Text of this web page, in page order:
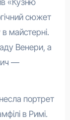
«Кузню
сюжет
майстерні.
Венери, а
—
портрет
в Римі.